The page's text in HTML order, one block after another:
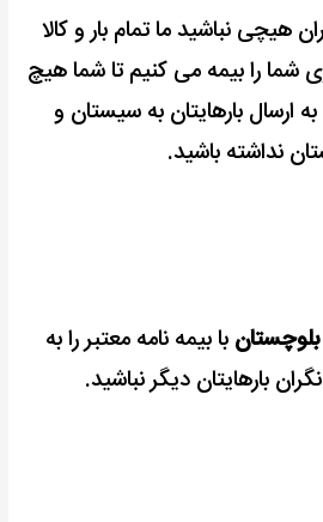
هیچی نباشید ما تمام بار و کالا
شما را بیمه می کنیم تا شما هیچ
ارسال بارهایتان به سیستان و
نداشته باشید.
با بیمه نامه معتبر را به
بارهایتان دیگر نباشید.